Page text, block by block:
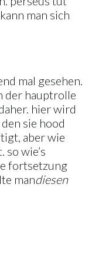
man sich
mal gesehen.
der hauptrolle
hier wird
sie hood
aber wie
wie’s
fortsetzung
mandiesen